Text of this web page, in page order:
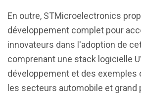
En outre, STMicroelectronics
développement complet pour
innovateurs dans l'adoption de
comprenant une stack logicielle
développement et des exemples
les secteurs automobile et grand